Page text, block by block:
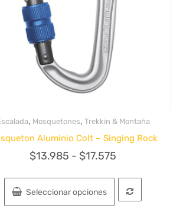
, Mosquetones, Trekkin & Montaña
Aluminio Colt – Singing Rock
$13.985 - $17.575
precios:
desde
Seleccionar opciones
Este
producto
tiene